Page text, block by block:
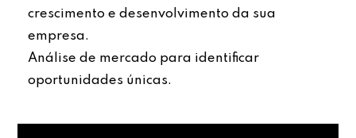
crescimento e desenvolvimento da sua
empresa.
Análise de mercado para identificar
oportunidades únicas.